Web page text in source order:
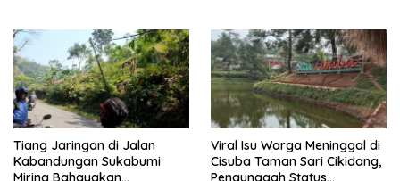
Tiang Jaringan di Jalan
Kabandungan Sukabumi
Miring Bahayakan
Viral Isu Warga Meninggal di
Cisuba Taman Sari Cikidang,
Pengunggah Status